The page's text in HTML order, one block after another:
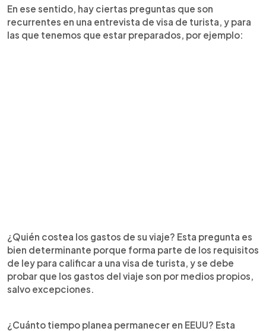
En ese sentido, hay ciertas preguntas que son
recurrentes en una entrevista de visa de turista, y para
las que tenemos que estar preparados, por ejemplo:
¿Quién costea los gastos de su viaje? Esta pregunta es
bien determinante porque forma parte de los requisitos
de ley para calificar a una visa de turista, y se debe
probar que los gastos del viaje son por medios propios,
salvo excepciones.
¿Cuánto tiempo planea permanecer en EEUU? Esta